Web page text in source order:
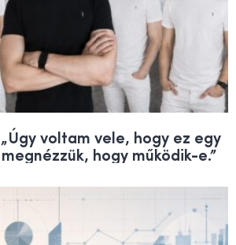
voltam vele, hogy ez egy
hogy működik-e.”